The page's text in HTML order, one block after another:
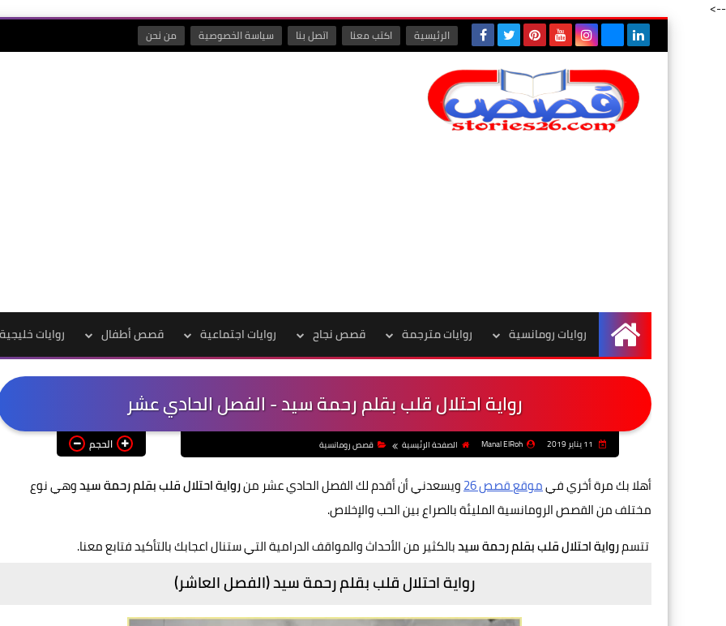
-->
الرئيسية اكتب معنا اتصل بنا سياسة الخصوصية من نحن
الرئيسية
روايات رومانسية روايات مترجمة قصص نجاح روايات اجتماعية قصص أطفال روايات خليجية
رواية احتلال قلب بقلم رحمة سيد - الفصل الحادي عشر
Manal ElRoh الصفحة الرئيسية قصص رومانسية الحجم
أهلا بك مرة أخري فيموقع قصص 26 ويسعدني أن أقدم لك الفصل الحادي عشر منرواية احتلال قلب بقلم رحمة سيدوهي نوع
مختلف من القصص الرومانسية المليئة بالصراع بين الحب والإخلاص.
تتسمرواية احتلال قلب بقلم رحمة سيدبالكثير من الأحداث والمواقف الدرامية التي ستنال اعجابك بالتأكيد فتابع معنا.
رواية احتلال قلب بقلم رحمة سيد (الفصل العاشر)